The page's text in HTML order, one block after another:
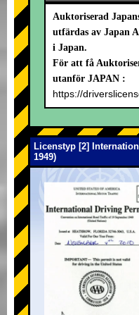
Auktoriserad
utfärdas av Japan
i Japan.
För att få
utanför JAPAN :
https://
Licenstyp [2]
1949)